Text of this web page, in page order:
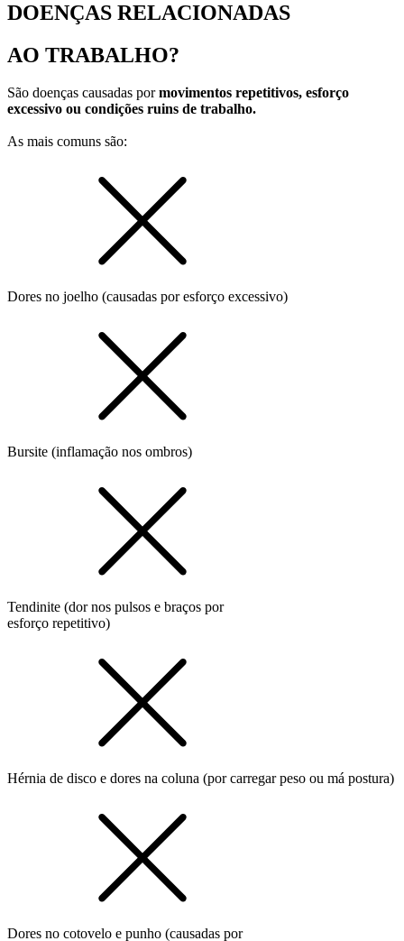
DOENÇAS RELACIONADAS
AO TRABALHO?
São doenças causadas pormovimentos repetitivos, esforço
excessivo ou condições ruins de trabalho.
As mais comuns são:
Dores no joelho (causadas por esforço excessivo)
Bursite (inflamação nos ombros)
Tendinite (dor nos pulsos e braços por
esforço repetitivo)
Hérnia de disco e dores na coluna (por carregar peso ou má postura)
Dores no cotovelo e punho (causadas por